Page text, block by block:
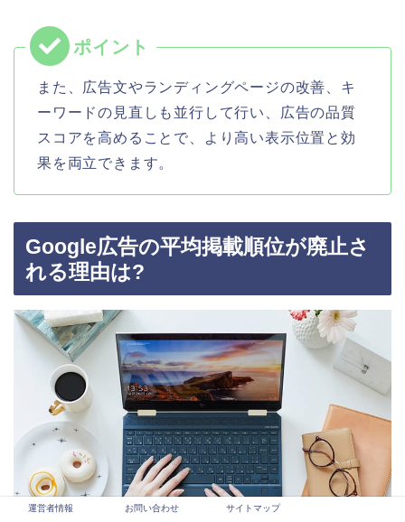
また、広告文やランディングページの改善、キ
ーワードの見直しも並行して行い、広告の品質
スコアを高めることで、より高い表示位置と効
果を両立できます。
Google広告の平均掲載順位が廃止さ
れる理由は?
運営者情報 お問い合わせ サイトマップ